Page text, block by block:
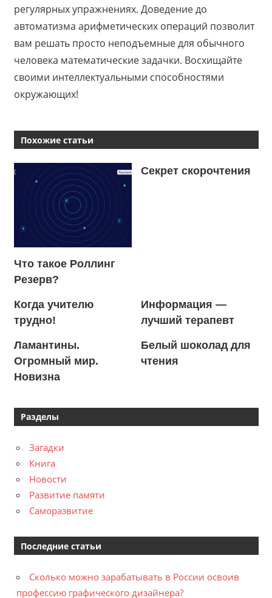
регулярных упражнениях. Доведение до
автоматизма арифметических операций позволит
вам решать просто неподъемные для обычного
человека математические задачки. Восхищайте
своими интеллектуальными способностями
окружающих!
Похожие статьи
Что такое Роллинг
Резерв?
Секрет скорочтения
Когда учителю
трудно!
Информация —
лучший терапевт
Ламантины.
Огромный мир.
Новизна
Белый шоколад для
чтения
Разделы
Загадки
Книга
Новости
Развитие памяти
Саморазвитие
Последние статьи
Сколько можно зарабатывать в России освоив
профессию графического дизайнера?